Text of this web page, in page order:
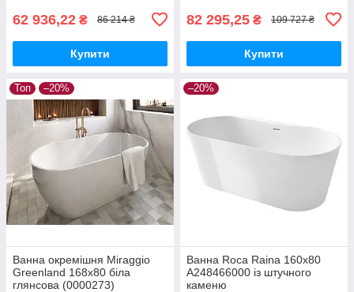
62 936,22 ₴ 86 214 ₴
Купити
82 295,25 ₴ 109 727 ₴
Купити
Топ –20%
Ванна окремішня Miraggio
Greenland 168x80 біла
глянсова (0000273)
–20%
Ванна Roca Raina 160x80
A248466000 із штучного
каменю